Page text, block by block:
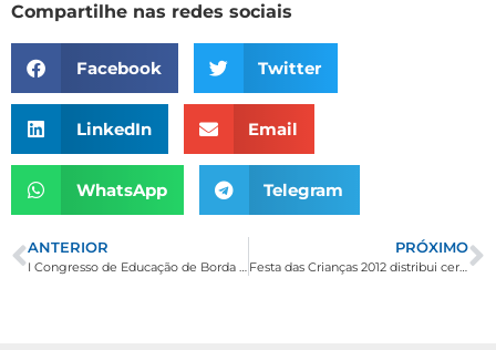
Compartilhe nas redes sociais
Facebook Twitter
LinkedIn Email
WhatsApp Telegram
ANTERIOR
I Congresso de Educação de Borda da Mata discute importância da atuação do professor
PRÓXIMO
Festa das Crianças 2012 distribui cerca de dois mil brinquedos na Praça Antônio Megale